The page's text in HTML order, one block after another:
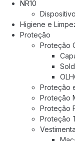
NR10
Higiene e
Proteção
Proteção
Proteção
Proteção
Proteção
Proteção